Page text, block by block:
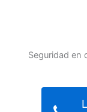
Seguridad en